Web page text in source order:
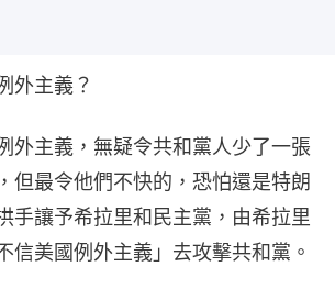
外主義？
外主義，無疑令共和黨人少了一張
但最令他們不快的，恐怕還是特朗
手讓予希拉里和民主黨，由希拉里
信美國例外主義」去攻擊共和黨。